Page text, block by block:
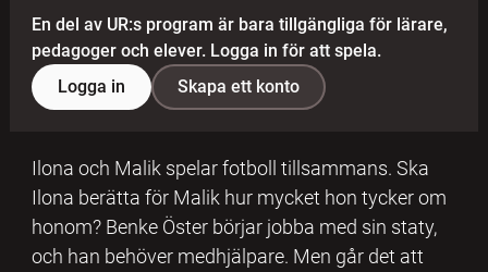
En del av UR:s program är bara tillgängliga för lärare,
pedagoger och elever. Logga in för att spela.
Logga in
Skapa ett konto
Ilona och Malik spelar fotboll tillsammans. Ska
Ilona berätta för Malik hur mycket hon tycker om
honom? Benke Öster börjar jobba med sin staty,
och han behöver medhjälpare. Men går det att